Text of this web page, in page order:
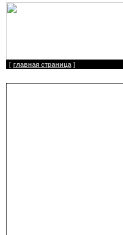
[ главная страница ]